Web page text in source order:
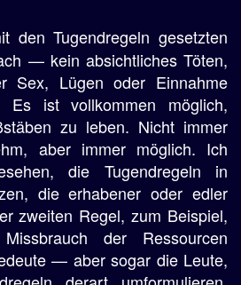
den Tugendregeln gesetzten
— kein absichtliches Töten,
Sex, Lügen oder Einnahme
Es ist vollkommen möglich,
zu leben. Nicht immer
aber immer möglich. Ich
die Tugendregeln in
die erhabener oder edler
zweiten Regel, zum Beispiel,
der Ressourcen
— aber sogar die Leute,